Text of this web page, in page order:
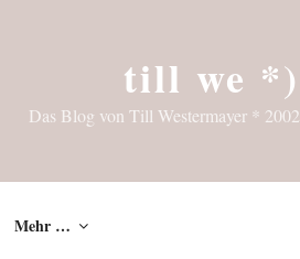
till we *)
Das Blog von Till Westermayer * 2002
Mehr …